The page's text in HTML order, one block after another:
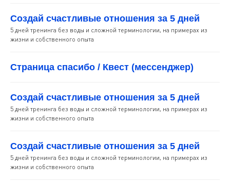
Создай счастливые отношения за 5 дней
5 дней тренинга без воды и сложной терминологии, на примерах из
жизни и собственного опыта
Страница спасибо / Квест (мессенджер)
Создай счастливые отношения за 5 дней
5 дней тренинга без воды и сложной терминологии, на примерах из
жизни и собственного опыта
Создай счастливые отношения за 5 дней
5 дней тренинга без воды и сложной терминологии, на примерах из
жизни и собственного опыта